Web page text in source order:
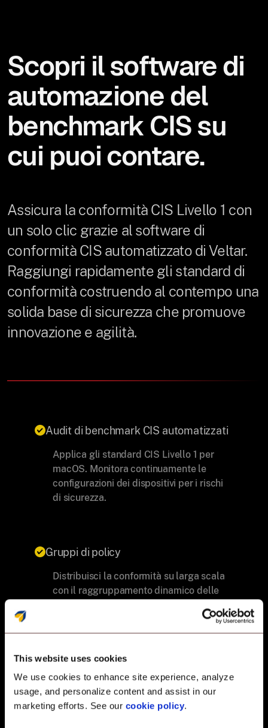
This website uses cookies
We use cookies to enhance site experience, analyze
usage, and personalize content and assist in our
marketing efforts. See our cookie policy.
Scopri il software di
automazione del
benchmark CIS su
cui puoi contare.
Assicura la conformità CIS Livello 1 con
un solo clic grazie al software di
conformità CIS automatizzato di Veltar.
Raggiungi rapidamente gli standard di
conformità costruendo al contempo una
solida base di sicurezza che promuove
innovazione e agilità.
Audit di benchmark CIS automatizzati
Applica gli standard CIS Livello 1 per
macOS. Monitora continuamente le
configurazioni dei dispositivi per i rischi
di sicurezza.
Gruppi di policy
Distribuisci la conformità su larga scala
con il raggruppamento dinamico delle
dispositivo e sulle versioni del sistema
operativo.
Auto-remediation intelligente
Correggi istantaneamente le